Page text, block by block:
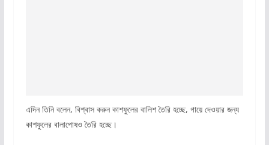
এদিন তিনি বলেন, বিশ্বাস করুন কাশফুলের বালিশ তৈরি হচ্ছে, গায়ে দেওয়ার জন্য
কাশফুলের বালাপোষও তৈরি হচ্ছে।